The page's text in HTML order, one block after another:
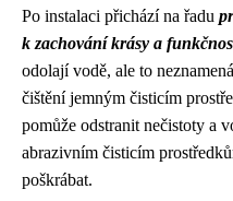
Po instalaci přichází na řadu
k zachování krásy a
odolají vodě, ale to
čištění jemným čisticím
pomůže odstranit nečistoty a
abrazivním čisticím
poškrábat.